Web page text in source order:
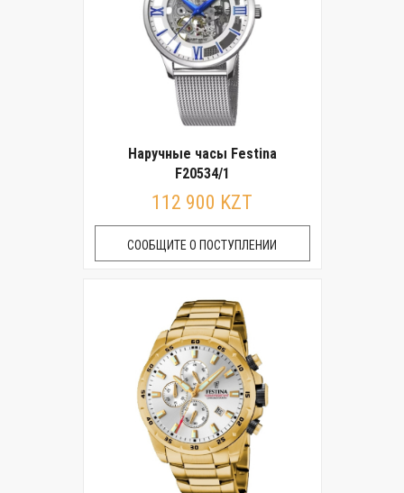
Наручные часы Festina
F20534/1
112 900 KZT
СООБЩИТЕ О ПОСТУПЛЕНИИ